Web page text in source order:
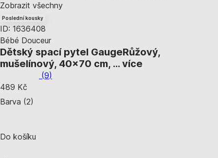
Zobrazit všechny
Poslední kousky
ID: 1636408
Bébé Douceur
Dětský spací pytel GaugeRůžový,
mušelínový, 40x70 cm, … více
(9)
489 Kč
Barva (2)
Do košíku